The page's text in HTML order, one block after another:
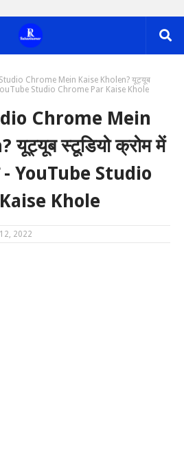
Chrome Mein Kaise Kholen? यूट्यूब
YouTube Studio Chrome Par Kaise Khole
Chrome Mein
यूट्यूब स्टूडियो क्रोम में
- YouTube Studio
Khole
2022